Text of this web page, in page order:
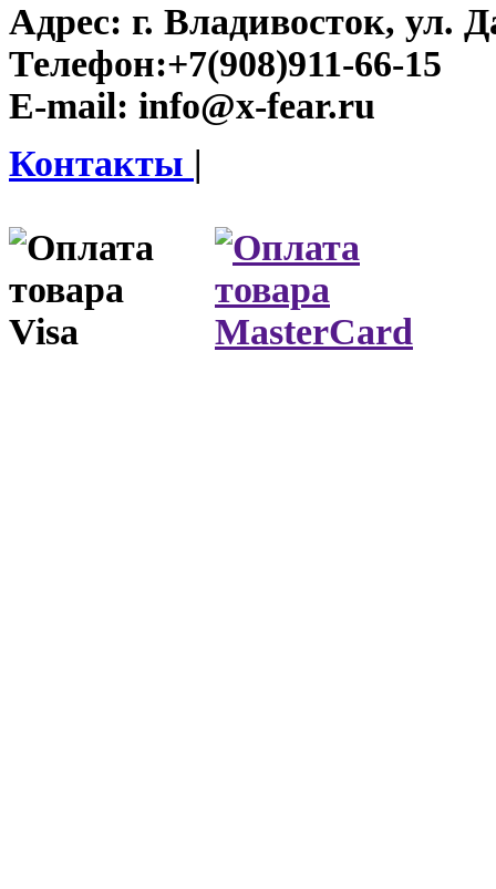
Адрес: г. Владивосток, ул.
Телефон:+7(908)911-66-15
E-mail: info@x-fear.ru
Контакты |